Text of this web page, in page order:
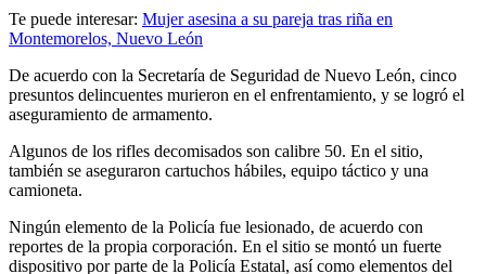
Te puede interesar: Mujer asesina a su pareja tras riña en
Montemorelos, Nuevo León
De acuerdo con la Secretaría de Seguridad de Nuevo León, cinco
presuntos delincuentes murieron en el enfrentamiento, y se logró el
aseguramiento de armamento.
Algunos de los rifles decomisados son calibre 50. En el sitio,
también se aseguraron cartuchos hábiles, equipo táctico y una
camioneta.
Ningún elemento de la Policía fue lesionado, de acuerdo con
reportes de la propia corporación. En el sitio se montó un fuerte
dispositivo por parte de la Policía Estatal, así como elementos del